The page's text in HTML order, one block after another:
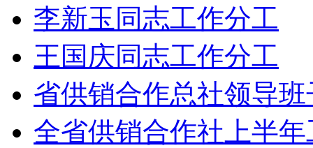
李新玉同志工作分工
王国庆同志工作分工
省供销合作总社领导
全省供销合作社上半